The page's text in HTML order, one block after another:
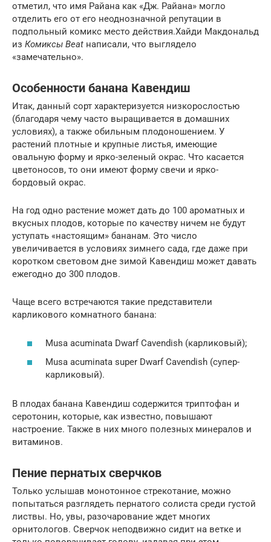
отметил, что имя Райана как «Дж. Райана» могло
отделить его от его неоднозначной репутации в
подпольный комикс место действия.Хайди Макдональд
из Комиксы Beat написали, что выглядело
«замечательно».
Особенности банана Кавендиш
Итак, данный сорт характеризуется низкорослостью
(благодаря чему часто выращивается в домашних
условиях), а также обильным плодоношением. У
растений плотные и крупные листья, имеющие
овальную форму и ярко-зеленый окрас. Что касается
цветоносов, то они имеют форму свечи и ярко-
бордовый окрас.
На год одно растение может дать до 100 ароматных и
вкусных плодов, которые по качеству ничем не будут
уступать «настоящим» бананам. Это число
увеличивается в условиях зимнего сада, где даже при
коротком световом дне зимой Кавендиш может давать
ежегодно до 300 плодов.
Чаще всего встречаются такие представители
карликового комнатного банана:
Musa acuminata Dwarf Cavendish (карликовый);
Musa acuminata super Dwarf Cavendish (супер-
карликовый).
В плодах банана Кавендиш содержится триптофан и
серотонин, которые, как известно, повышают
настроение. Также в них много полезных минералов и
витаминов.
Пение пернатых сверчков
Только услышав монотонное стрекотание, можно
попытаться разглядеть пернатого солиста среди густой
листвы. Но, увы, разочарование ждет многих
орнитологов. Сверчок неподвижно сидит на ветке и